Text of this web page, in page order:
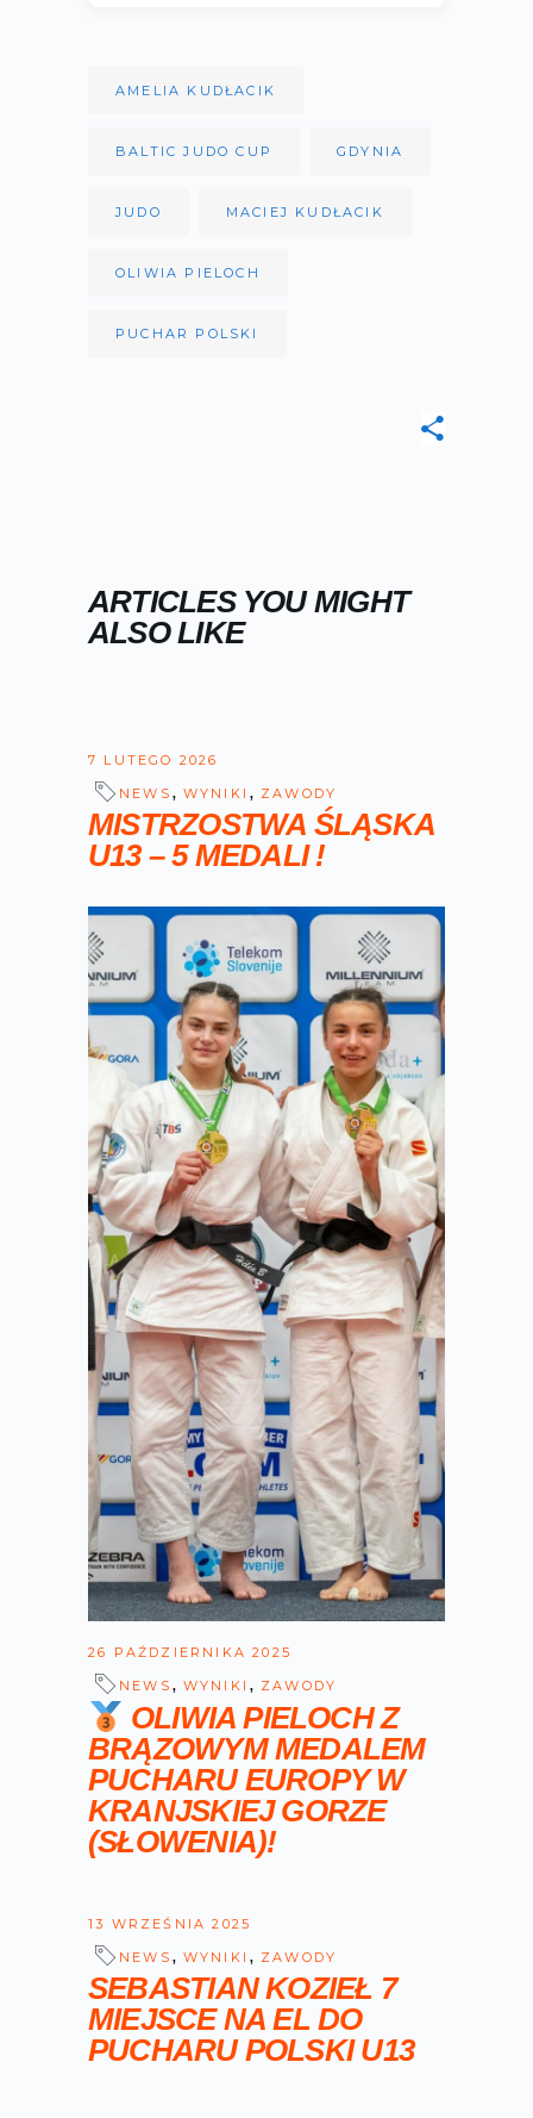
AMELIA KUDŁACIK
BALTIC JUDO CUP GDYNIA
JUDO MACIEJ KUDŁACIK
OLIWIA PIELOCH
PUCHAR POLSKI
ARTICLES YOU MIGHT
ALSO LIKE
7 LUTEGO 2026
NEWS , WYNIKI , ZAWODY
MISTRZOSTWA ŚLĄSKA
U13 – 5 MEDALI !
26 PAŹDZIERNIKA 2025
NEWS , WYNIKI , ZAWODY
OLIWIA PIELOCH Z
BRĄZOWYM MEDALEM
PUCHARU EUROPY W
KRANJSKIEJ GORZE
(SŁOWENIA)!
13 WRZEŚNIA 2025
NEWS , WYNIKI , ZAWODY
SEBASTIAN KOZIEŁ 7
MIEJSCE NA EL DO
PUCHARU POLSKI U13